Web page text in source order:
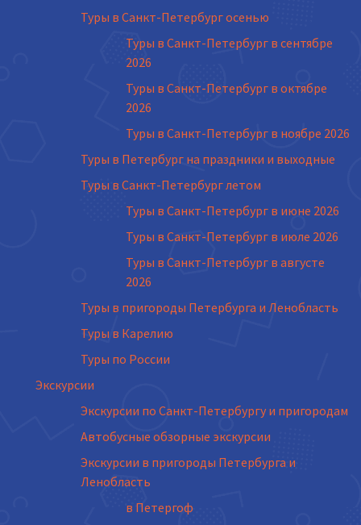
Туры в Санкт-Петербург осенью
Туры в Санкт-Петербург в сентябре
2026
Туры в Санкт-Петербург в октябре
2026
Туры в Санкт-Петербург в ноябре 2026
Туры в Петербург на праздники и выходные
Туры в Санкт-Петербург летом
Туры в Санкт-Петербург в июне 2026
Туры в Санкт-Петербург в июле 2026
Туры в Санкт-Петербург в августе
2026
Туры в пригороды Петербурга и Ленобласть
Туры в Карелию
Туры по России
Экскурсии
Экскурсии по Санкт-Петербургу и пригородам
Автобусные обзорные экскурсии
Экскурсии в пригороды Петербурга и
Ленобласть
в Петергоф